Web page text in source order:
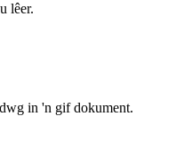
lêer.
in 'n gif dokument.